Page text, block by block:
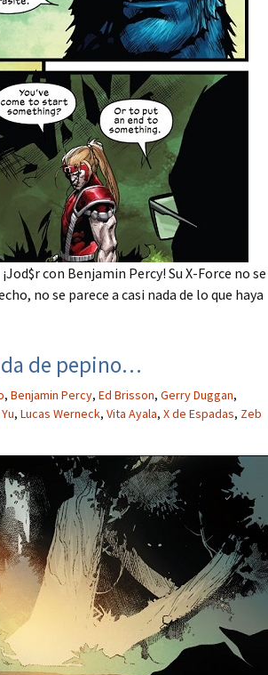
con Benjamin Percy! Su X-Force no se
no se parece a casi nada de lo que haya
de pepino…
, Benjamin Percy, Ed Brisson, Gerry Duggan,
, Lucas Werneck, Vita Ayala, X de Espadas, Zeb